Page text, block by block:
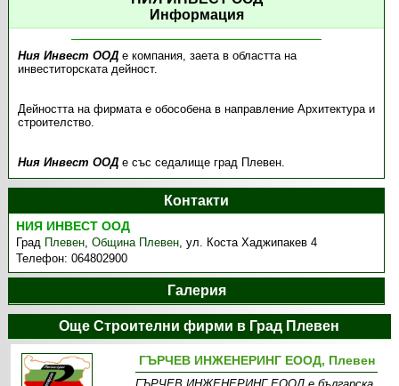
Информация
Ния Инвест ООДе компания, заета в областта на
инвеститорската дейност.
Дейността на фирмата е обособена в направление Архитектура и
строителство.
Ния Инвест ООДе със седалище град Плевен.
Контакти
НИЯ ИНВЕСТ ООД
Град Плевен,Община Плевен,ул. Коста Хаджипакев 4
Телефон:064802900
Галерия
Още Строителни фирми в Град Плевен
ГЪРЧЕВ ИНЖЕНЕРИНГ ЕООД, Плевен